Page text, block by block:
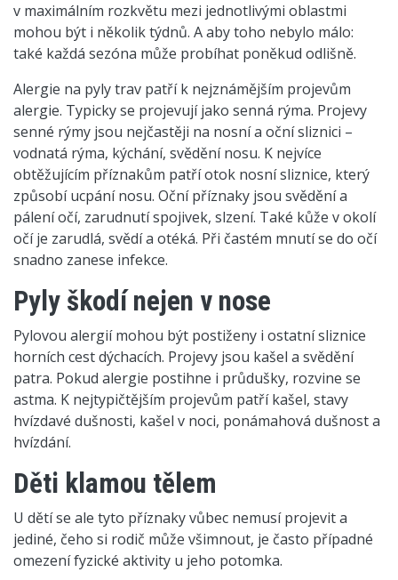
v maximálním rozkvětu mezi jednotlivými oblastmi
mohou být i několik týdnů. A aby toho nebylo málo:
také každá sezóna může probíhat poněkud odlišně.
Alergie na pyly trav patří k nejznámějším projevům
alergie. Typicky se projevují jako senná rýma. Projevy
senné rýmy jsou nejčastěji na nosní a oční sliznici –
vodnatá rýma, kýchání, svědění nosu. K nejvíce
obtěžujícím příznakům patří otok nosní sliznice, který
způsobí ucpání nosu. Oční příznaky jsou svědění a
pálení očí, zarudnutí spojivek, slzení. Také kůže v okolí
očí je zarudlá, svědí a otéká. Při častém mnutí se do očí
snadno zanese infekce.
Pyly škodí nejen v nose
Pylovou alergií mohou být postiženy i ostatní sliznice
horních cest dýchacích. Projevy jsou kašel a svědění
patra. Pokud alergie postihne i průdušky, rozvine se
astma. K nejtypičtějším projevům patří kašel, stavy
hvízdavé dušnosti, kašel v noci, ponámahová dušnost a
hvízdání.
Děti klamou tělem
U dětí se ale tyto příznaky vůbec nemusí projevit a
jediné, čeho si rodič může všimnout, je často případné
omezení fyzické aktivity u jeho potomka.